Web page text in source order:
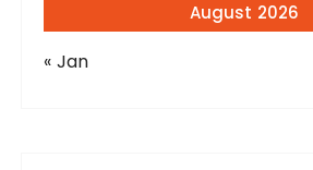
August 2026
« Jan